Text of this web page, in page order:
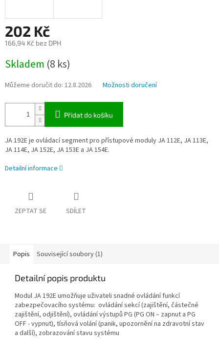
202 Kč
166,94 Kč bez DPH
cena:
Skladem (8 ks)
Můžeme doručit do: 12.8.2026 Možnosti doručení
Přidat do košíku
JA 192E je ovládací segment pro přístupové moduly JA 112E, JA 113E,
JA 114E, JA 152E, JA 153E a JA 154E.
Detailní informace
ZEPTAT SE SDÍLET
Popis Související soubory (1)
Detailní popis produktu
Modul JA 192E umožňuje uživateli snadné ovládání funkcí
zabezpečovacího systému: ovládání sekcí (zajištění, částečné
zajištění, odjištění), ovládání výstupů PG (PG ON – zapnut a PG
OFF - vypnut), tísňová volání (panik, upozornění na zdravotní stav
a další), zobrazování stavu systému